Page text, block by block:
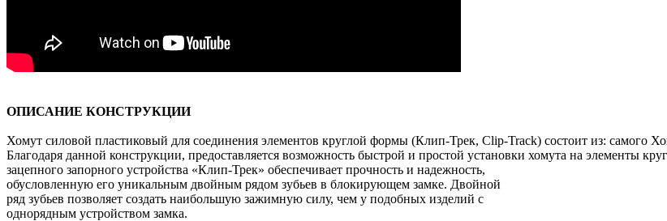
ОПИСАНИЕ КОНСТРУКЦИИ
Хомут силовой пластиковый для соединения элементов круглой формы (Клип-Трек, Clip-Track) состоит из: самого
Благодаря данной конструкции, предоставляется возможность быстрой и простой установки хомута на элементы
зацепного запорного устройства «Клип-Трек» обеспечивает прочность и надежность,
обусловленную его уникальным двойным рядом зубьев в блокирующем замке. Двойной
ряд зубьев позволяет создать наибольшую зажимную силу, чем у подобных изделий с
однорядным устройством замка.